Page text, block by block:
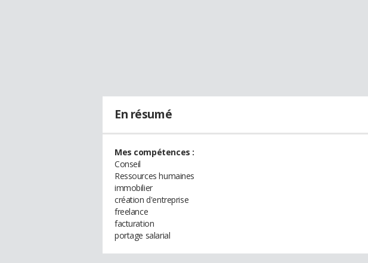
En résumé
Mes compétences :
Conseil
Ressources humaines
immobilier
création d'entreprise
freelance
facturation
portage salarial